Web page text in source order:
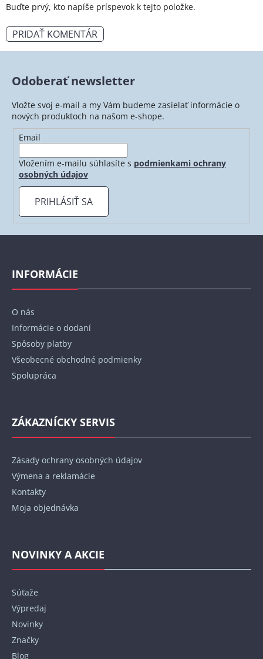
Buďte prvý, kto napíše príspevok k tejto položke.
PRIDAŤ KOMENTÁR
Odoberať newsletter
Vložte svoj e-mail a my Vám budeme zasielať informácie o
nových produktoch na našom e-shope.
Email
Vložením e-mailu súhlasíte s podmienkami ochrany
osobných údajov
PRIHLÁSIŤ SA
Z
INFORMÁCIE
O nás
Informácie o dodaní
Spôsoby platby
Všeobecné obchodné podmienky
Spolupráca
ZÁKAZNÍCKY SERVIS
Zásady ochrany osobných údajov
Výmena a reklamácie
Kontakty
Moja objednávka
NOVINKY A AKCIE
Súťaže
Výpredaj
Novinky
Značky
Blog